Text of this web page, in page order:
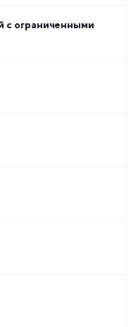
ограниченными